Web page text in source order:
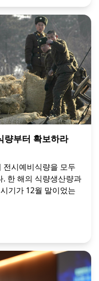
량부터 확보하라
전시예비식량을 모두
한 해의 식량생산량과
기가 12월 말이었는